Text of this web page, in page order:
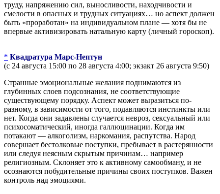
труду, напряжению сил, выносливости, находчивости и
смелости в опасных и трудных ситуациях… но аспект должен
быть «проработан» на индивидуальном плане — хотя бы не
впервые активизировать натальную карту (личный гороскоп).
* Квадратура Марс-Нептун
(с 24 августа 15:00 по 28 августа 4:00; экзакт 26 августа 9:50)
Странные эмоциональные желания поднимаются из
глубинных слоев подсознания, не соответствующие
существующему порядку. Аспект может выразиться по-
разному, в зависимости от того, подавляются инстинкты или
нет. Когда они задавлены случается невроз, сексуальный или
психосоматический, иногда галлюцинации. Когда им
потакают — алкоголизм, наркомания, распутства. Народ
совершает бестолковые поступки, пребывает в растерянности
или следуя неясным скрытым причинам… например
религиозным. Склоняет это к активному самообману, и не
осознаются побудительные причины своих поступков. Важен
контроль над эмоциями.